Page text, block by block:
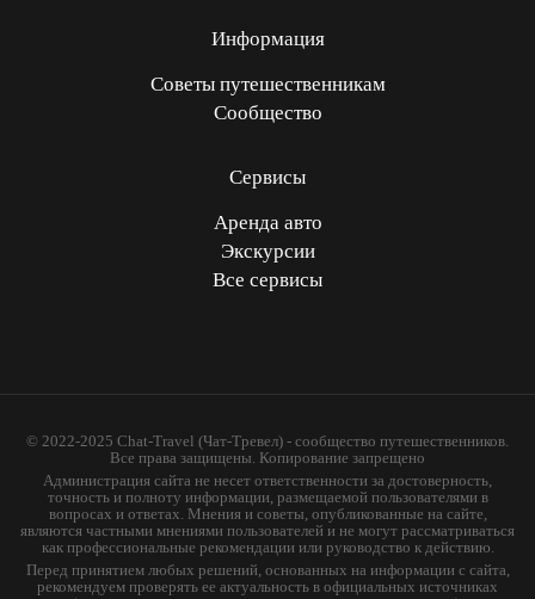
Информация
Советы путешественникам
Сообщество
Сервисы
Аренда авто
Экскурсии
Все сервисы
© 2022-2025 Chat-Travel (Чат-Тревел) - сообщество путешественников.
Все права защищены. Копирование запрещено
Администрация сайта не несет ответственности за достоверность,
точность и полноту информации, размещаемой пользователями в
вопросах и ответах. Мнения и советы, опубликованные на сайте,
являются частными мнениями пользователей и не могут рассматриваться
как профессиональные рекомендации или руководство к действию.
Перед принятием любых решений, основанных на информации с сайта,
рекомендуем проверять ее актуальность в официальных источниках